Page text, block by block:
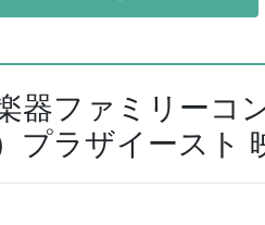
器ファミリーコ
プラザイースト